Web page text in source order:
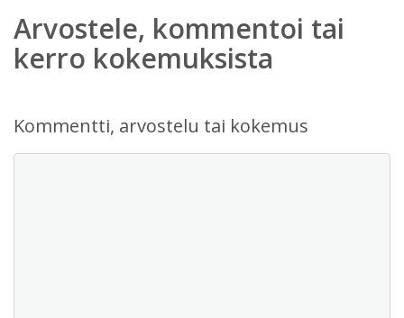
Arvostele, kommentoi tai
kerro kokemuksista
Kommentti, arvostelu tai kokemus